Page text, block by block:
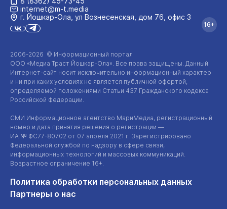
2006-2026 © Информационный портал
ООО «Медиа Траст Йошкар-Ола». Все права защищены. Данный
Интернет-сайт носит исключительно информационный характер
и ни при каких условиях не является публичной офертой,
определяемой положениями Статьи 437 Гражданского кодекса
Российской Федерации.
СМИ Информационное агентство МариМедиа, регистрационный
номер и дата принятия решения о регистрации —
ИА № ФС77-80702 от 07 апреля 2021 г. Зарегистрировано
Федеральной службой по надзору в сфере связи,
информационных технологий и массовых коммуникаций.
Возрастное ограничение 16+.
Политика обработки персональных данных
Партнеры о нас
internet@m-t.media
г. Йошкар‑Ола, ул Вознесенская, дом 76, офис 3
16+